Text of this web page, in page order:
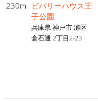
230m
ビバリーハウス王
子公園
兵庫県 神戸市 灘区
倉石通 2丁目2-23